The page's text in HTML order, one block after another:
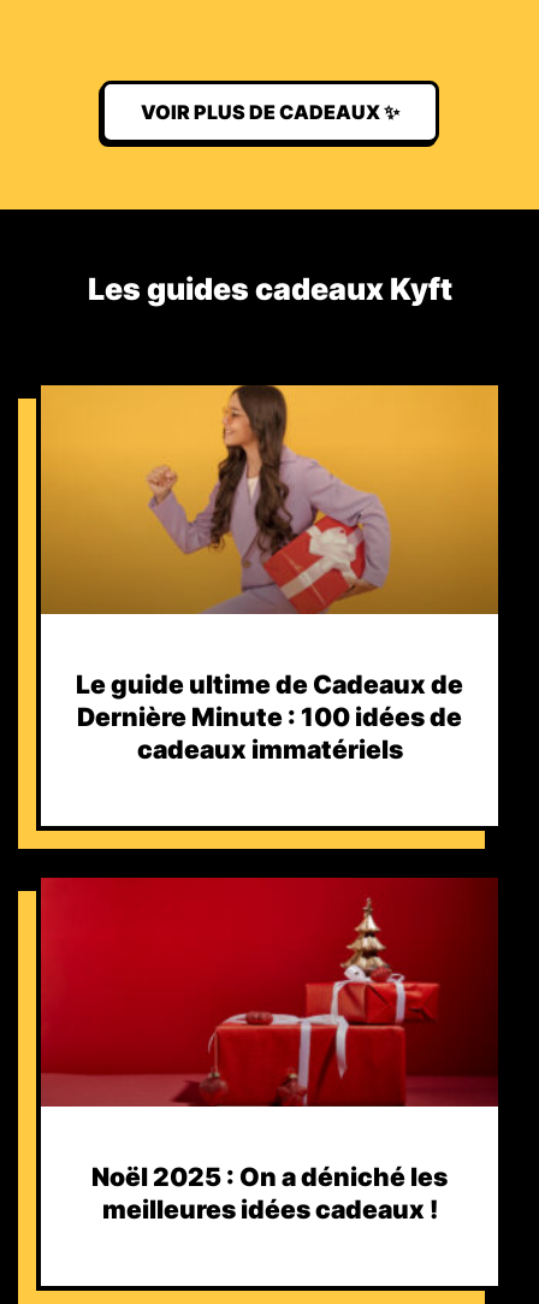
VOIR PLUS DE CADEAUX ✨
Les guides cadeaux Kyft​
Le guide ultime de Cadeaux de
Dernière Minute : 100 idées de
cadeaux immatériels
Noël 2025 : On a déniché les
meilleures idées cadeaux !